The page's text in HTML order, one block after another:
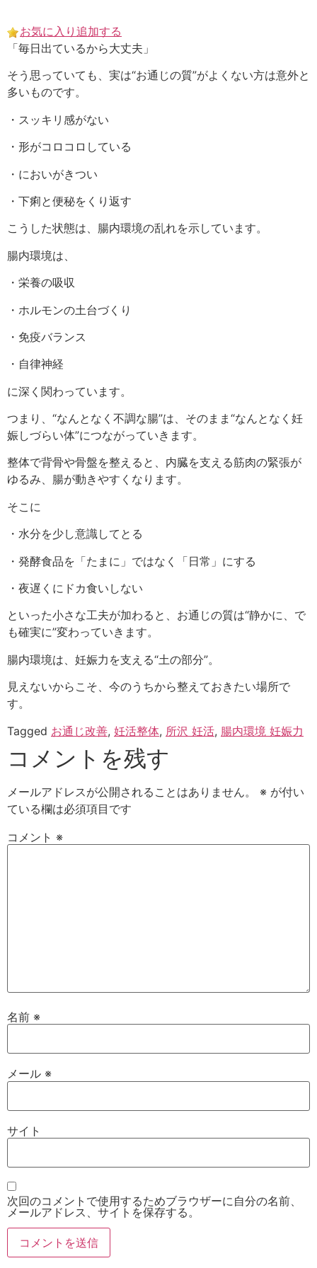
content
お気に入り追加する
「毎日出ているから大丈夫」
そう思っていても、実は“お通じの質”がよくない方は意外と
多いものです。
・スッキリ感がない
・形がコロコロしている
・においがきつい
・下痢と便秘をくり返す
こうした状態は、腸内環境の乱れを示しています。
腸内環境は、
・栄養の吸収
・ホルモンの土台づくり
・免疫バランス
・自律神経
に深く関わっています。
つまり、“なんとなく不調な腸”は、そのまま“なんとなく妊
娠しづらい体”につながっていきます。
整体で背骨や骨盤を整えると、内臓を支える筋肉の緊張が
ゆるみ、腸が動きやすくなります。
そこに
・水分を少し意識してとる
・発酵食品を「たまに」ではなく「日常」にする
・夜遅くにドカ食いしない
といった小さな工夫が加わると、お通じの質は“静かに、で
も確実に”変わっていきます。
腸内環境は、妊娠力を支える“土の部分”。
見えないからこそ、今のうちから整えておきたい場所で
す。
Tagged お通じ改善, 妊活整体, 所沢 妊活, 腸内環境 妊娠力
コメントを残す
メールアドレスが公開されることはありません。 ※ が付い
ている欄は必須項目です
コメント ※
名前 ※
メール ※
サイト
次回のコメントで使用するためブラウザーに自分の名前、
メールアドレス、サイトを保存する。